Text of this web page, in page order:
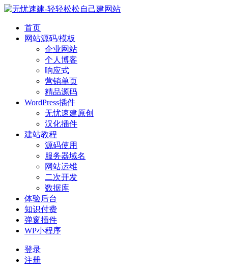
首页
网站源码/模板
企业网站
个人博客
响应式
营销单页
精品源码
WordPress插件
无忧速建原创
汉化插件
建站教程
源码使用
服务器域名
网站运维
二次开发
数据库
体验后台
知识付费
弹窗插件
WP小程序
登录
注册